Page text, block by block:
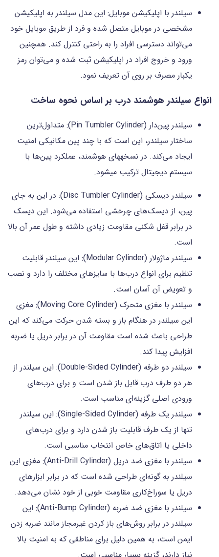
سیلندر با اپلیکیشن موبایل: این مدل سیلندر به اپلیکیشن
مشخصی در موبایل متصل شده و فرد از طریق موبایل خود
می‌تواند دسترسی افراد را به راحتی کنترل کند. همچنین
ورود و خروج افراد در اپلیکیشن ثبت شده و می‌توان رمز
یکبار مصرف بر روی آن تعریف نمود.
انواع سیلندر هوشمند درب بر اساس نحوه ساخت
سیلندر پین‌دار (Pin Tumbler Cylinder): متداول‌ترین
ساختار سیلندر، این است که با چند پین مکانیکی امنیت
ایجاد می‌کند. در نسخه‎های هوشمند، عملکرد پین‌ها با
سیستم دیجیتال ترکیب می‎شود.
سیلندر دیسکی (Disc Tumbler Cylinder): در این به جای
پین، از دیسک‎‌های چرخشی استفاده می‌شود. این دیسک
در برابر قفل شکنی مقاومت زیادی داشته و طول عمر آن بالا
است.
سیلندر ماژولار (Modular Cylinder): این سیلندر قابلیت
تنظیم برای انواع درب‌ها با سایزهای مختلف را دارد و نصب
و تعویض آن آسان است.
سیلندر با مغزی متحرک (Moving Core Cylinder): مغزی
این سیلندر در هنگام باز و بسته شدن حرکت می‌کند که این
طراحی باعث شده است مقاومت آن در برابر دریل یا ضربه
افزایش پیدا کند.
سیلندر دو طرفه (Double-Sided Cylinder): این سیلندر از
هر دو طرف درب قابل باز شدن است و برای درب‌های
ورودی اصلی گزینه‌ای مناسب است.
سیلندر یک طرفه (Single-Sided Cylinder): این سیلندر
تنها از یک طرف قابلیت باز شدن دارد و برای درب‌های
داخلی یا اتاق‌های خاص انتخاب مناسبی است.
سیلندر با مغزی ضد دریل (Anti-Drill Cylinder): مغزی این
سیلندر به گونه‌ای طراحی شده است که در برابر ابزارهای
دریل یا سوراخ‌کاری مقاومت خوبی از خود نشان می‌دهد.
سیلندر با مغزی ضد ضربه (Anti-Bump Cylinder): این
سیلندر در برابر روش‌های باز کردن غیرمجاز مانند ضربه زدن
ایمن است، به همین دلیل برای مناطقی که به امنیت بالا